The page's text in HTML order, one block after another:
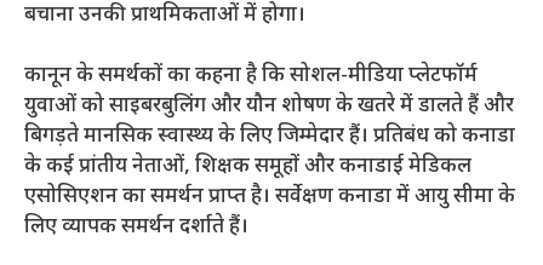
बचाना उनकी प्राथमिकताओं में होगा।
कानून के समर्थकों का कहना है कि सोशल-मीडिया प्लेटफॉर्म
युवाओं को साइबरबुलिंग और यौन शोषण के खतरे में डालते हैं और
बिगड़ते मानसिक स्वास्थ्य के लिए जिम्मेदार हैं। प्रतिबंध को कनाडा
के कई प्रांतीय नेताओं, शिक्षक समूहों और कनाडाई मेडिकल
एसोसिएशन का समर्थन प्राप्त है। सर्वेक्षण कनाडा में आयु सीमा के
लिए व्यापक समर्थन दर्शाते हैं।